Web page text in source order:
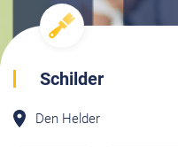
Schilder
Den Helder